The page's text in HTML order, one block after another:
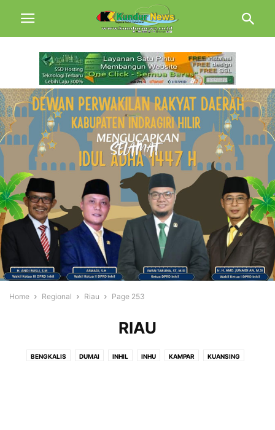
Home Regional Riau Page 253
RIAU
BENGKALIS DUMAI INHIL INHU KAMPAR KUANSING